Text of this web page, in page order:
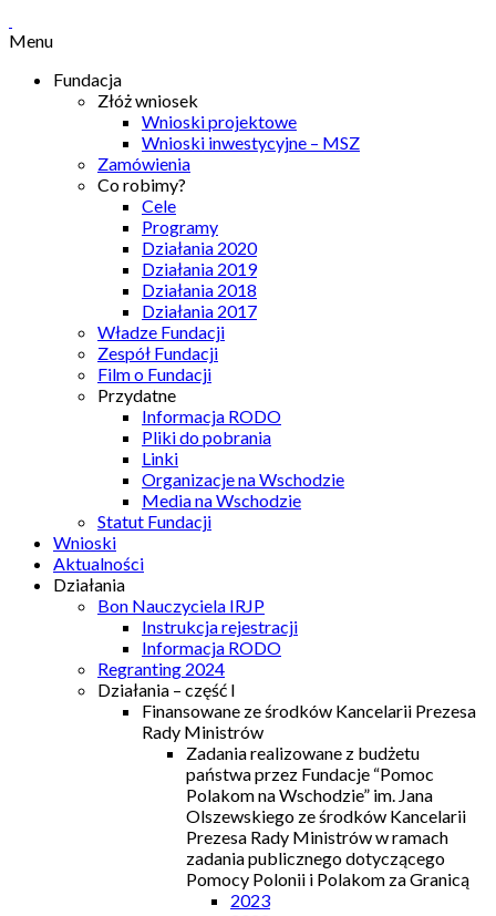
Menu
Fundacja
Złóż wniosek
Wnioski projektowe
Wnioski inwestycyjne – MSZ
Zamówienia
Co robimy?
Cele
Programy
Działania 2020
Działania 2019
Działania 2018
Działania 2017
Władze Fundacji
Zespół Fundacji
Film o Fundacji
Przydatne
Informacja RODO
Pliki do pobrania
Linki
Organizacje na Wschodzie
Media na Wschodzie
Statut Fundacji
Wnioski
Aktualności
Działania
Bon Nauczyciela IRJP
Instrukcja rejestracji
Informacja RODO
Regranting 2024
Działania – część I
Finansowane ze środków Kancelarii Prezesa
Rady Ministrów
Zadania realizowane z budżetu
państwa przez Fundacje “Pomoc
Polakom na Wschodzie” im. Jana
Olszewskiego ze środków Kancelarii
Prezesa Rady Ministrów w ramach
zadania publicznego dotyczącego
Pomocy Polonii i Polakom za Granicą
2023